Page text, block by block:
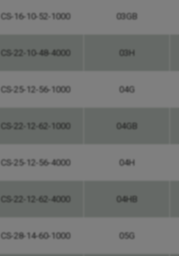
CS-16-10-52-1000 03GB
CS-22-10-48-4000 03H
CS-25-12-56-1000 04G
CS-22-12-62-1000 04GB
CS-25-12-56-4000 04H
CS-22-12-62-4000 04HB
CS-28-14-60-1000 05G